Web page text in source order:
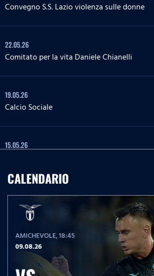
Convegno S.S. Lazio violenza sulle donne
22.05.26
Comitato per la vita Daniele Chianelli
19.05.26
Calcio Sociale
15.05.26
Impegno sociale Parma, Hamrun Spartans,
Guidonia Montecelio
05.05.26
Spettro autistico
CALENDARIO
AMICHEVOLE, 18:45
09.08.26